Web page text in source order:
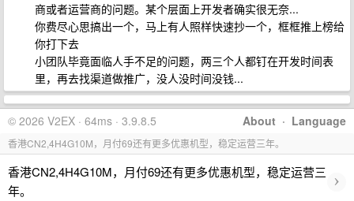
商或者运营商的问题。某个层面上开发者确实很无奈...
你费尽心思搞出一个，马上有人照样快速抄一个，框框推上榜给
你打下去
小团队毕竟面临人手不足的问题，两三个人都钉在开发时间表
里，再去找渠道做推广，没人没时间没钱...
About · Language
© 2026 V2EX · 64ms · 3.9.8.5
香港CN2,4H4G10M，月付69还有更多优惠机型，稳定运营三年。
香港CN2,4H4G10M，月付69还有更多优惠机型，稳定运营三
年。
›